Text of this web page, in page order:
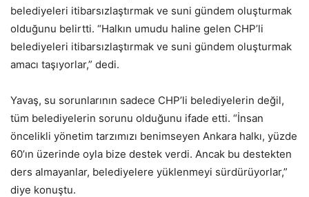
belediyeleri itibarsızlaştırmak ve suni gündem oluşturmak
olduğunu belirtti. “Halkın umudu haline gelen CHP’li
belediyeleri itibarsızlaştırmak ve suni gündem oluşturmak
amacı taşıyorlar,” dedi.
Yavaş, su sorunlarının sadece CHP’li belediyelerin değil,
tüm belediyelerin sorunu olduğunu ifade etti. “İnsan
öncelikli yönetim tarzımızı benimseyen Ankara halkı, yüzde
60’ın üzerinde oyla bize destek verdi. Ancak bu destekten
ders almayanlar, belediyelere yüklenmeyi sürdürüyorlar,”
diye konuştu.